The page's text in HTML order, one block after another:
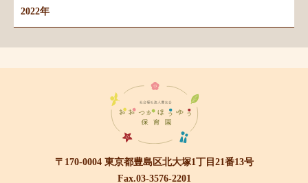
2022年
〒170-0004 東京都豊島区北大塚1丁目21番13号
Fax.03-3576-2201